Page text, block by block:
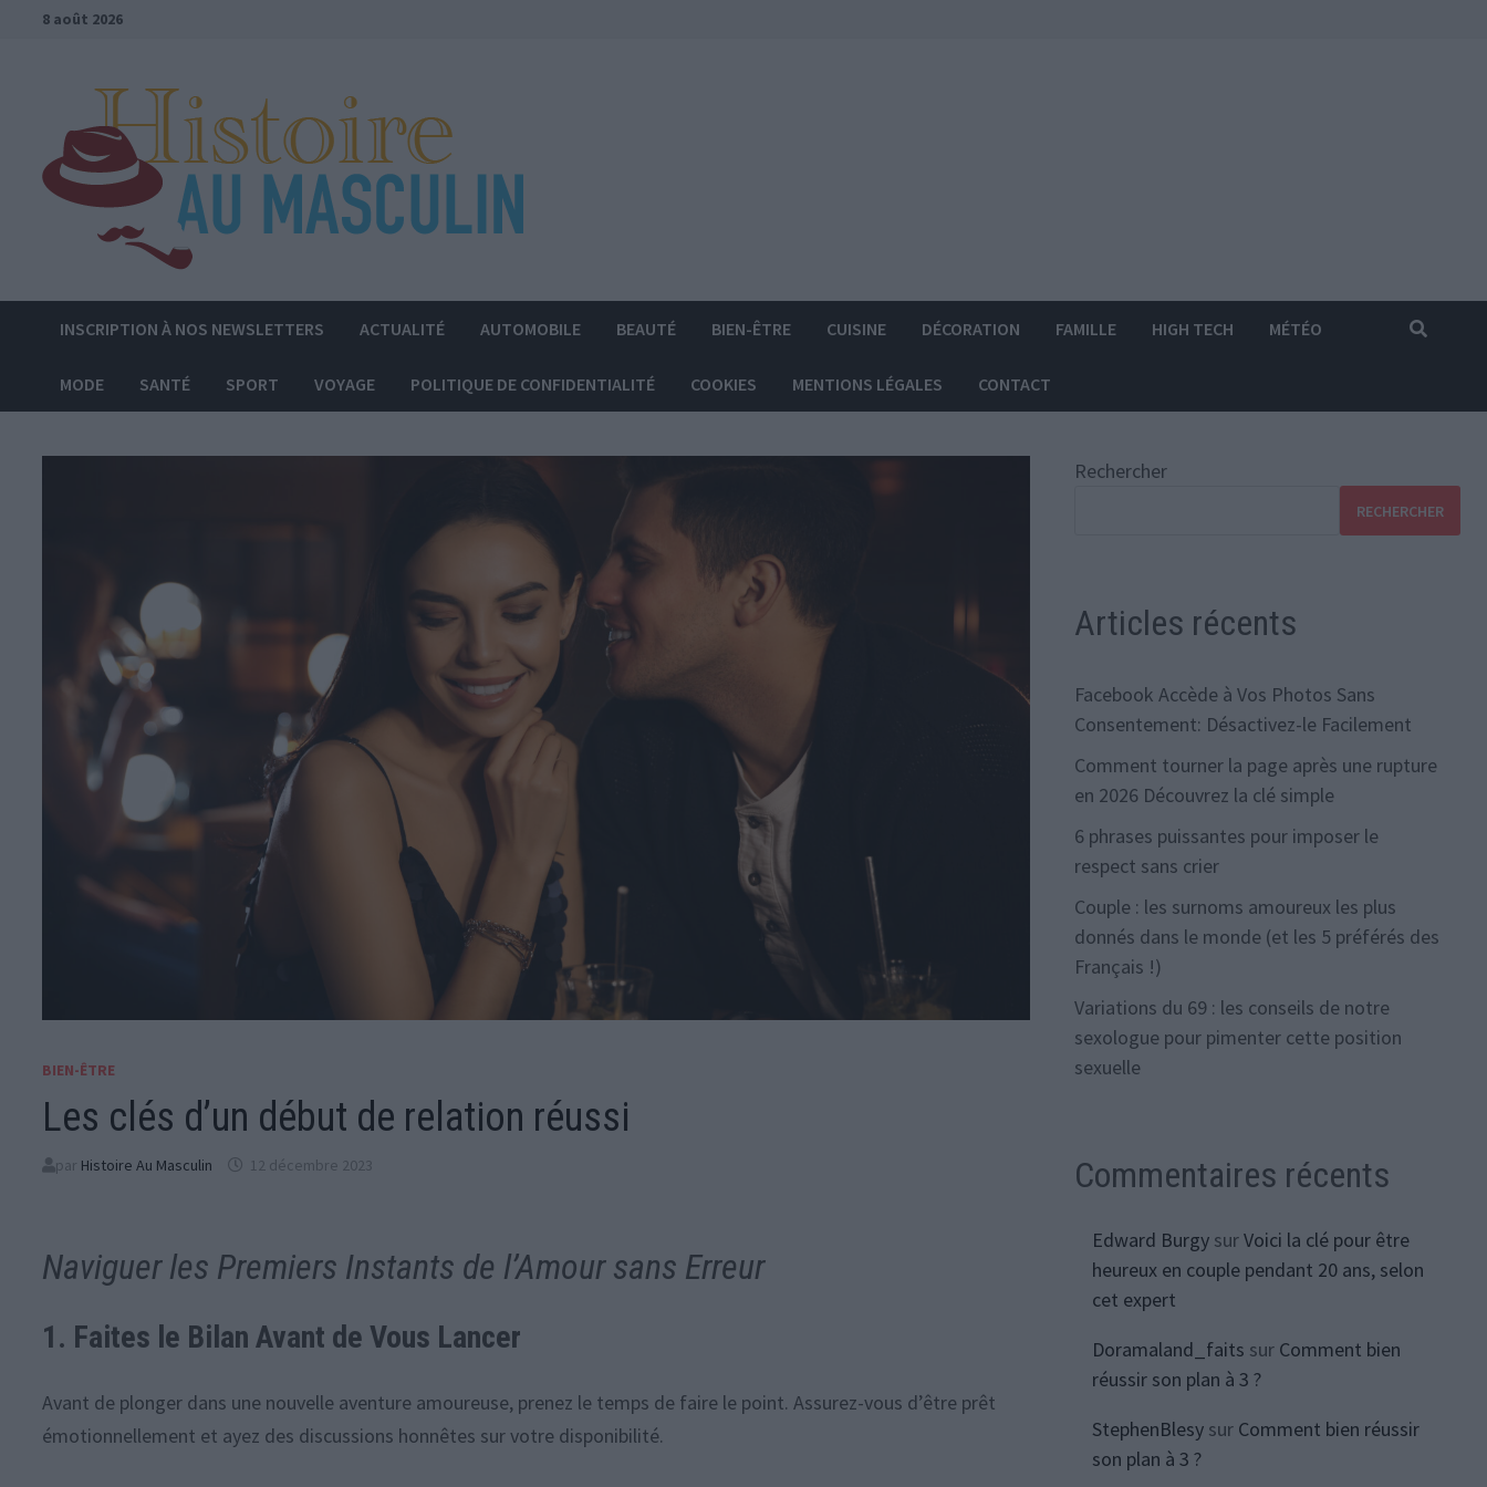
Passer8 août 2026
INSCRIPTION À NOS NEWSLETTERS ACTUALITÉ AUTOMOBILE BEAUTÉ BIEN-ÊTRE CUISINE DÉCORATION FAMILLE HIGH TECH MÉTÉO
MODE SANTÉ SPORT VOYAGE POLITIQUE DE CONFIDENTIALITÉ COOKIES MENTIONS LÉGALES CONTACT
BIEN-ÊTRE
Les clés d’un début de relation réussi
par Histoire Au Masculin 12 décembre 2023
Naviguer les Premiers Instants de l’Amour sans Erreur
1. Faites le Bilan Avant de Vous Lancer
Avant de plonger dans une nouvelle aventure amoureuse, prenez le temps de faire le point. Assurez-vous d’être prêt
émotionnellement et ayez des discussions honnêtes sur votre disponibilité.
Rechercher
RECHERCHER
Articles récents
Facebook Accède à Vos Photos Sans
Consentement: Désactivez-le Facilement
Comment tourner la page après une rupture
en 2026 Découvrez la clé simple
6 phrases puissantes pour imposer le
respect sans crier
Couple : les surnoms amoureux les plus
donnés dans le monde (et les 5 préférés des
Français !)
Variations du 69 : les conseils de notre
sexologue pour pimenter cette position
sexuelle
Commentaires récents
Edward BurgysurVoici la clé pour être
heureux en couple pendant 20 ans, selon
cet expert
Doramaland_faits sur Comment bien
réussir son plan à 3 ?
StephenBlesysur Comment bien réussir
son plan à 3 ?